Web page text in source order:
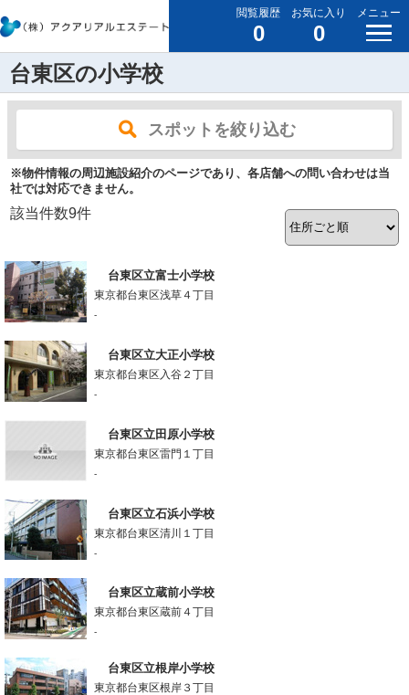
閲覧履歴
0
お気に入り
0
メニュー
台東区の小学校
スポットを絞り込む
※物件情報の周辺施設紹介のページであり、各店舗への問い合わせは当
社では対応できません。
該当件数9件
台東区立富士小学校
東京都台東区浅草４丁目
-
台東区立大正小学校
東京都台東区入谷２丁目
-
台東区立田原小学校
東京都台東区雷門１丁目
-
台東区立石浜小学校
東京都台東区清川１丁目
-
台東区立蔵前小学校
東京都台東区蔵前４丁目
-
台東区立根岸小学校
東京都台東区根岸３丁目